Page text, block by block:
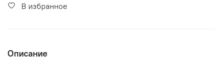
В избранное
Описание